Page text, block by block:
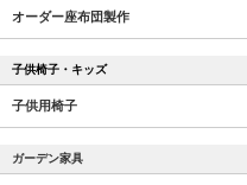
オーダー座布団製作
子供椅子・キッズ
子供用椅子
ガーデン家具